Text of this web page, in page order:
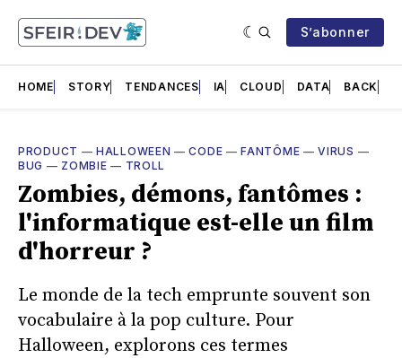
S’abonner
HOME STORY TENDANCES IA CLOUD DATA BACK
PRODUCT —HALLOWEEN —CODE —FANTÔME —VIRUS —
BUG — ZOMBIE — TROLL
Zombies, démons, fantômes :
l'informatique est-elle un film
d'horreur ?
Le monde de la tech emprunte souvent son
vocabulaire à la pop culture. Pour
Halloween, explorons ces termes